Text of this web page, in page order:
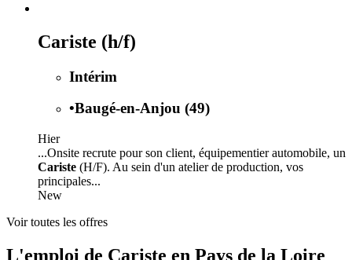
Cariste (h/f)
Intérim
•Baugé-en-Anjou (49)
Hier
...Onsite recrute pour son client, équipementier automobile, un
Cariste (H/F). Au sein d'un atelier de production, vos
principales...
New
Voir toutes les offres
L'emploi de Cariste en Pays de la Loire